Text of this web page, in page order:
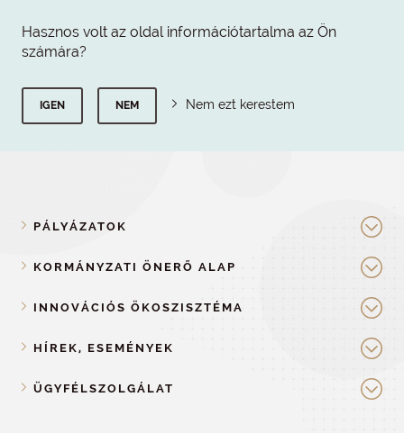
Hasznos volt az oldal információtartalma az Ön
számára?
IGEN NEM Nem ezt kerestem
PÁLYÁZATOK
KORMÁNYZATI ÖNERŐ ALAP
INNOVÁCIÓS ÖKOSZISZTÉMA
HÍREK, ESEMÉNYEK
ÜGYFÉLSZOLGÁLAT